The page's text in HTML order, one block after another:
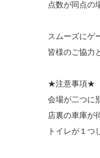
点数が同点の
スムーズにゲ
皆様のご協力
★注意事項★
会場が二つに
店裏の車庫が
トイレが１つ